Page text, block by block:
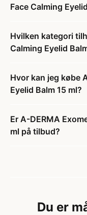
Face Calming
Hvilken kategori
Calming Eyelid
Hvor kan jeg købe
Eyelid Balm 15 ml?
Er A-DERMA
ml på tilbud?
Du er